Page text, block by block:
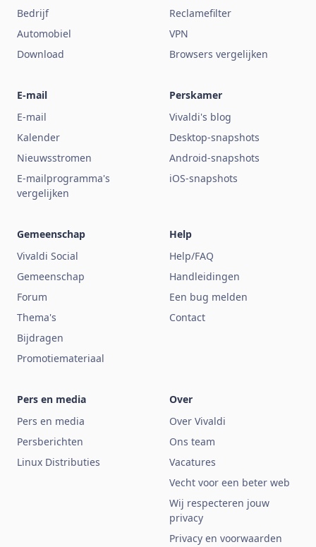
Bedrijf
Automobiel
Download
Reclamefilter
VPN
Browsers vergelijken
E-mail
E-mail
Kalender
Nieuwsstromen
E-mailprogramma's
vergelijken
Perskamer
Vivaldi's blog
Desktop-snapshots
Android-snapshots
iOS-snapshots
Gemeenschap
Vivaldi Social
Gemeenschap
Forum
Thema's
Bijdragen
Promotiemateriaal
Help
Help/FAQ
Handleidingen
Een bug melden
Contact
Pers en media
Pers en media
Persberichten
Linux Distributies
Over
Over Vivaldi
Ons team
Vacatures
Vecht voor een beter web
Wij respecteren jouw
privacy
Privacy en voorwaarden